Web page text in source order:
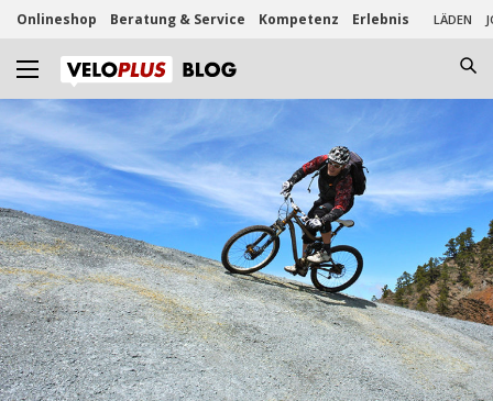
Onlineshop Beratung & Service Kompetenz Erlebnis LÄDEN